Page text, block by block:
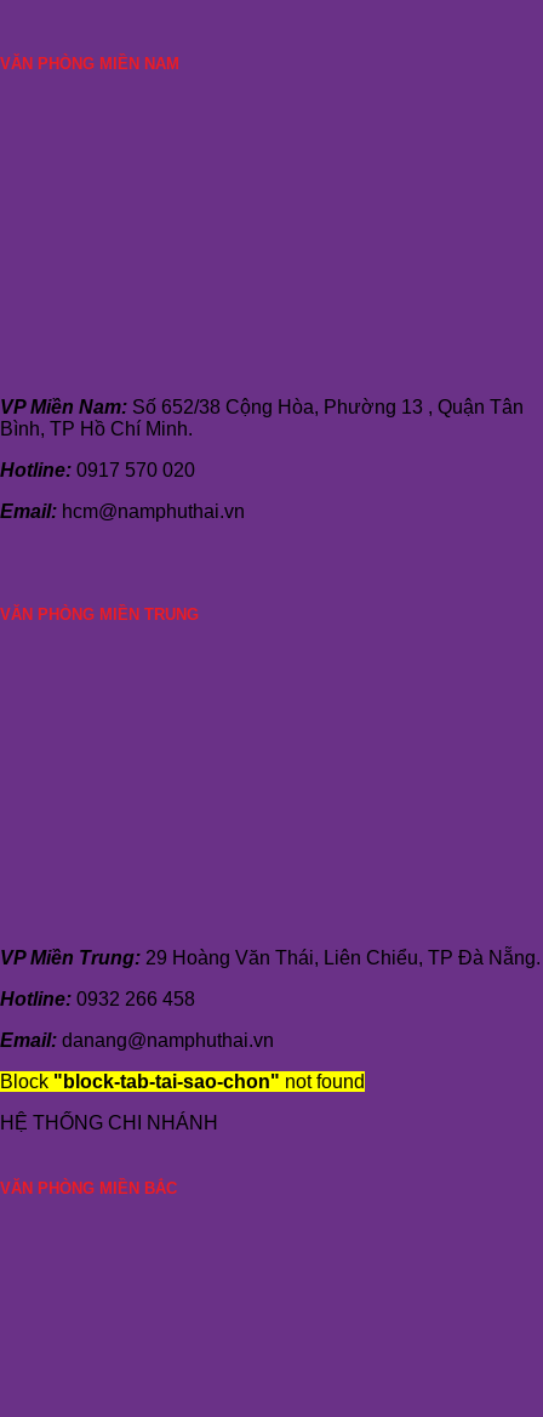
VĂN PHÒNG MIỀN NAM
VP Miền Nam: Số 652/38 Cộng Hòa, Phường 13 , Quận Tân
Bình, TP Hồ Chí Minh.
Hotline: 0917 570 020
Email: hcm@namphuthai.vn
VĂN PHÒNG MIỀN TRUNG
VP Miền Trung: 29 Hoàng Văn Thái, Liên Chiểu, TP Đà Nẵng.
Hotline: 0932 266 458
Email: danang@namphuthai.vn
Block "block-tab-tai-sao-chon" not found
HỆ THỐNG CHI NHÁNH
VĂN PHÒNG MIỀN BẮC